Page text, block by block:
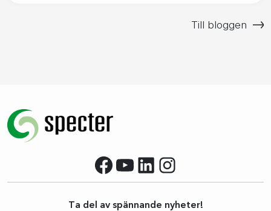
Till bloggen
Facebook
YouTube
LinkedIn
Instagram
Ta del av spännande nyheter!